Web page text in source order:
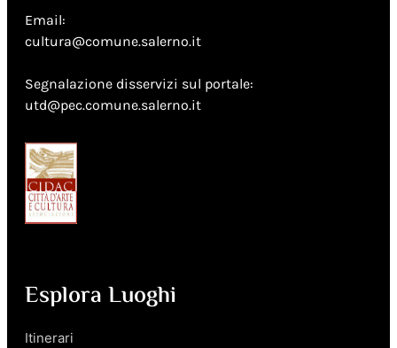
Email:
cultura@comune.salerno.it
Segnalazione disservizi sul portale:
utd@pec.comune.salerno.it
Esplora Luoghi
Itinerari